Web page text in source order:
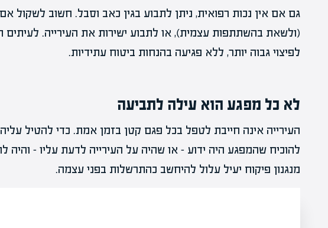
גם אם אין נכות רפואית, ניתן לתבוע בגין כאב וסבל. חשוב לשקול
(ולשאת בהשתתפות עצמית), או לתבוע ישירות את העירייה. לעיתים
לפיצוי גבוה יותר, ללא פגיעה בהנחות ביטוח עתידיות.
לא כל מפגע הוא עילה לתביעה
העירייה אינה חייבת לטפל בכל פגם קטן בזמן אמת. כדי להטיל
להוכיח שהמפגע היה ידוע – או שהיה על העירייה לדעת עליו – והיה
מנגנון פיקוח יעיל עלול להיחשב כהתרשלות בפני עצמה.